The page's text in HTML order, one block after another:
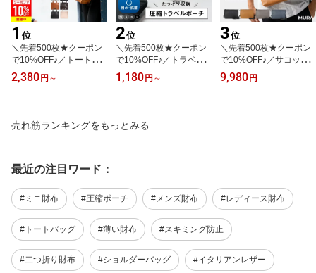
1 位
＼先着500枚★クーポン
で10%OFF♪／トートバ
ッグ レディース 小さめ
ミニトートバッグ 底板付
エア きれいめ 高見え お
しゃれ かわいい シンプ
ト プレゼント 母の日 MU
2,380 円 ～
2位
＼先着500枚★クーポン
で10%OFF♪／トラベル
ポーチ 圧縮袋 圧縮ポー
チ 圧縮バッグ 旅行 旅行
量 撥水 仕分け ファスナ
ー 内ポケット 国内旅行
1,180 円 ～
3位
＼先着500枚★クーポン
で10%OFF♪／サコッシ
ュ 本革 メンズ ショルダ
ーバッグ ボディバッグ
9,980 円
売れ筋ランキングをもっとみる
最近の注目ワード：
#ミニ財布 #圧縮ポーチ #メンズ財布 #レディース財布
#トートバッグ #薄い財布 #スキミング防止
#二つ折り財布 #ショルダーバッグ #イタリアンレザー